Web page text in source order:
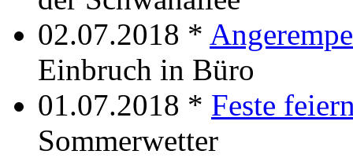
02.07.2018 *
Einbruch in Büro
01.07.2018 * Feste
Sommerwetter